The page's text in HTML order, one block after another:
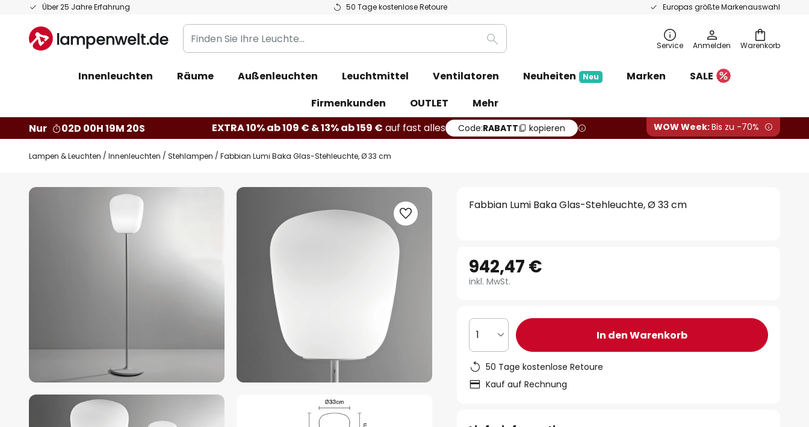
Über 25 Jahre Erfahrung 50 Tage kostenlose Retoure Europas größte Markenauswahl
Zum
springen
Warenkorb
Finden
Sie
Leuchte...
Suche Service Anmelden
Innenleuchten Räume Außenleuchten Leuchtmittel Ventilatoren Neuheiten Neu Marken
SALE
Firmenkunden
OUTLET
Mehr
Nur
02D 00H 19M 19S EXTRA 10% ab 109 € & 13% ab 159 € auf fast alles Code:RABATT kopieren WOW Week:Bis zu -70%
Lampen & Leuchten Innenleuchten Stehlampen Fabbian Lumi Baka Glas-Stehleuchte, Ø 33 cm
Zum
Fabbian Lumi Baka Glas-Stehleuchte, Ø 33 cm
942,47 €
inkl. MwSt.
1 In den Warenkorb
50 Tage kostenlose Retoure
Kauf auf Rechnung